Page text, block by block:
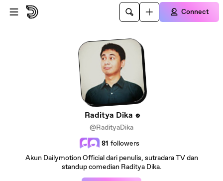
Skip to main content
Connect
Raditya Dika
@RadityaDika
81 followers
Akun Dailymotion Official dari penulis, sutradara TV dan
standup comedian Raditya Dika.